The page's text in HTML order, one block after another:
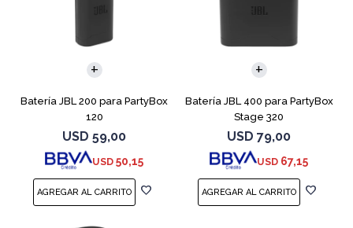
Batería JBL 200 para PartyBox
120
USD 59,00
USD 50,15
Batería JBL 400 para PartyBox
Stage 320
USD 79,00
USD 67,15